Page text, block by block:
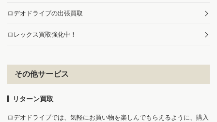
ロデオドライブの出張買取
ロレックス買取強化中！
その他サービス
リターン買取
ロデオドライブでは、気軽にお買い物を楽しんでもらえるように、購入